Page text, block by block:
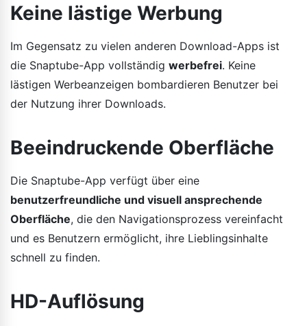
Keine lästige Werbung
Im Gegensatz zu vielen anderen Download-Apps ist
die Snaptube-App vollständig werbefrei. Keine
lästigen Werbeanzeigen bombardieren Benutzer bei
der Nutzung ihrer Downloads.
Beeindruckende Oberfläche
Die Snaptube-App verfügt über eine
benutzerfreundliche und visuell ansprechende
Oberfläche, die den Navigationsprozess vereinfacht
und es Benutzern ermöglicht, ihre Lieblingsinhalte
schnell zu finden.
HD-Auflösung